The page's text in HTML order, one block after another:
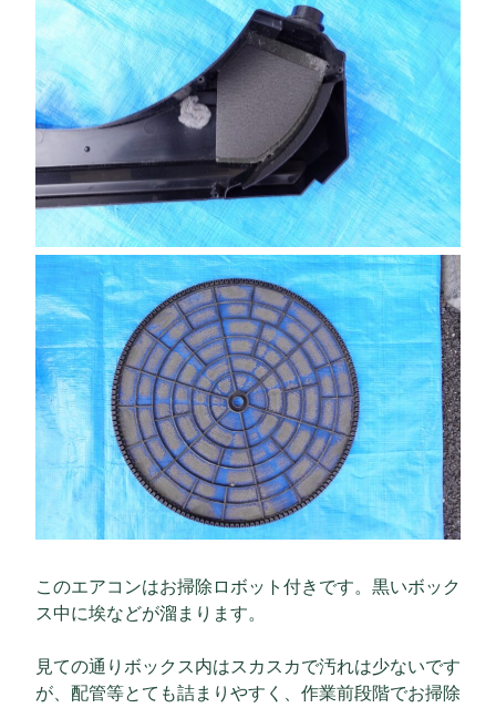
このエアコンはお掃除ロボット付きです。黒いボック
ス中に埃などが溜まります。
見ての通りボックス内はスカスカで汚れは少ないです
が、配管等とても詰まりやすく、作業前段階でお掃除